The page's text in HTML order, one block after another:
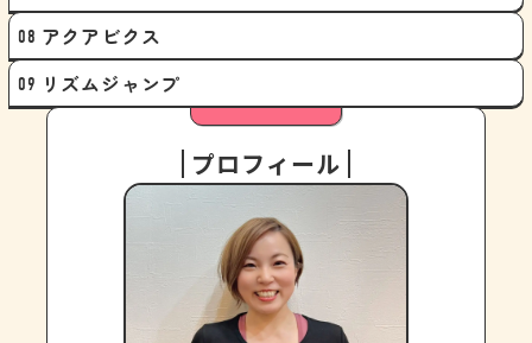
アクアビクス
リズムジャンプ
プロフィール